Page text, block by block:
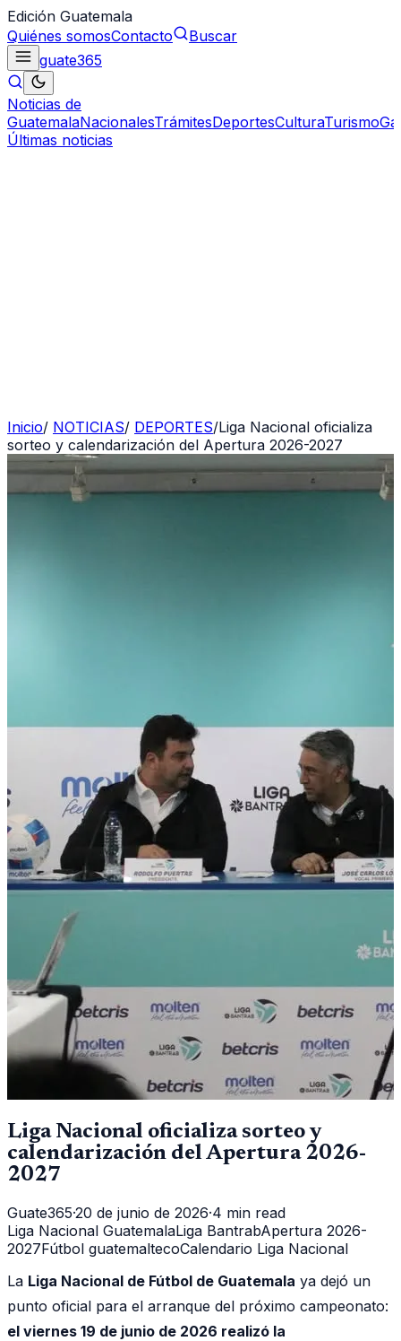
Edición Guatemala
Quiénes somosContacto
Buscar
guate365
Noticias de
GuatemalaNacionalesTrámitesDeportesCulturaTurismo
Últimas noticias
Inicio/ NOTICIAS/ DEPORTES/Liga Nacional oficializa
sorteo y calendarización del Apertura 2026-2027
Liga Nacional oficializa sorteo y
calendarización del Apertura 2026-
2027
Guate365·20 de junio de 2026·4 min read
Liga Nacional GuatemalaLiga BantrabApertura 2026-
2027Fútbol guatemaltecoCalendario Liga Nacional
La Liga Nacional de Fútbol de Guatemala ya dejó un
punto oficial para el arranque del próximo campeonato:
el viernes 19 de junio de 2026 realizó la